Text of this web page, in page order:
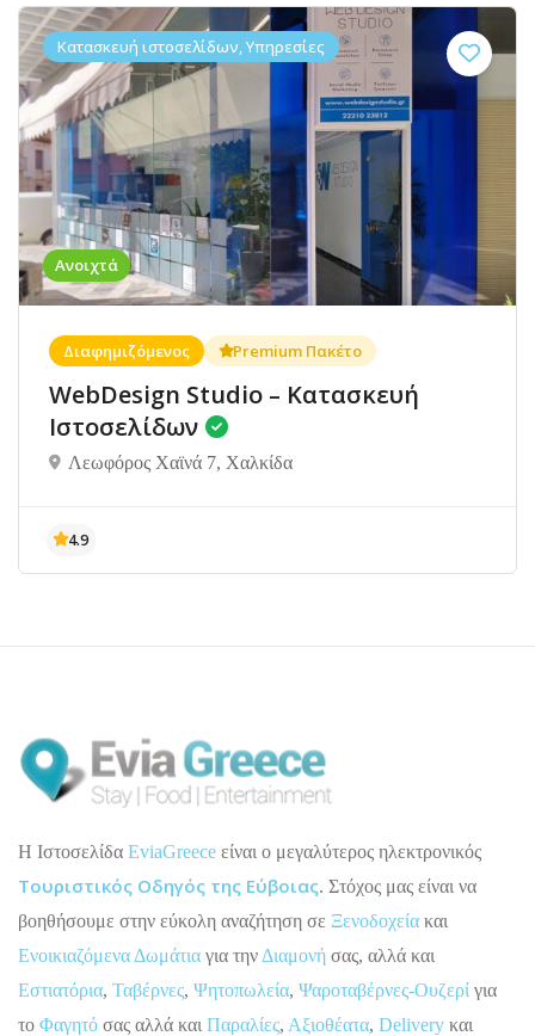
Ανοιχτά
Κατασκευή ιστοσελίδων, Υπηρεσίες
Διαφημιζόμενος Premium Πακέτο
WebDesign Studio – Κατασκευή
Ιστοσελίδων
Λεωφόρος Χαϊνά 7, Χαλκίδα
H Ιστοσελίδα EviaGreece είναι ο μεγαλύτερος ηλεκτρονικός
Τουριστικός Οδηγός της Εύβοιας. Στόχος μας είναι να
βοηθήσουμε στην εύκολη αναζήτηση σε Ξενοδοχεία και
Ενοικιαζόμενα Δωμάτια για την Διαμονή σας, αλλά και
Εστιατόρια, Ταβέρνες, Ψητοπωλεία, Ψαροταβέρνες-Ουζερί για
το Φαγητό σας αλλά και Παραλίες, Αξιοθέατα, Delivery και